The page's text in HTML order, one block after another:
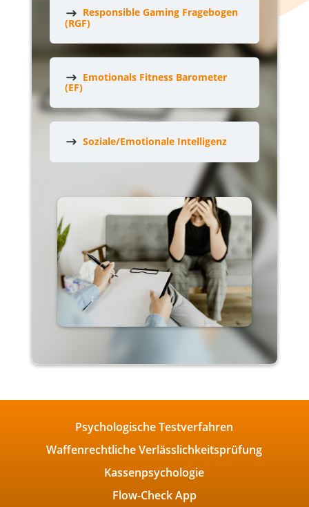
Responsible Gaming Fragebogen
(RGF)
Emotionals Fitness Barometer
(EF)
Soziale/Emotionale Intelligenz
Psychologische Testverfahren
Waffenrechtliche Verlässlichkeitsprüfung
Kassenpsychologie
Flow-Check App